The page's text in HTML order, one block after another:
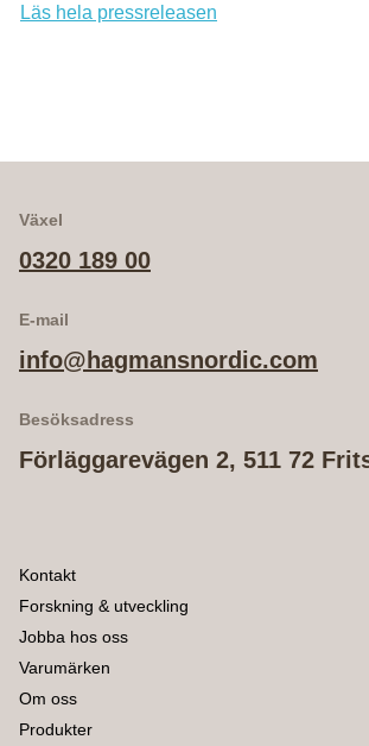
Läs hela pressreleasen
Växel
0320 189 00
E-mail
info@hagmansnordic.com
Besöksadress
Förläggarevägen 2, 511 72
Kontakt
Forskning & utveckling
Jobba hos oss
Varumärken
Om oss
Produkter